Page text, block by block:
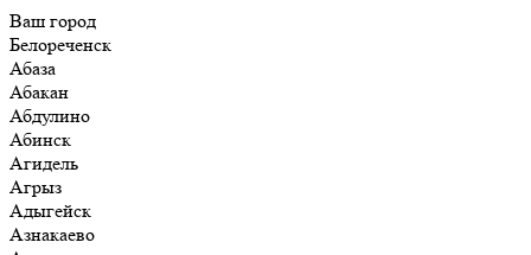
Ваш город
Белореченск
Абаза
Абакан
Абдулино
Абинск
Агидель
Агрыз
Адыгейск
Азнакаево